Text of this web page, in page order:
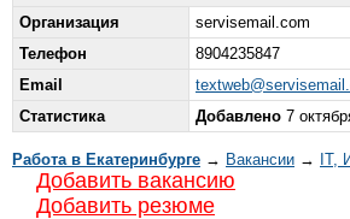
Организация
servisemail.com
Телефон
8904235847
Email
Статистика
Добавлено 7
Работа в Екатеринбурге → Вакансии → IT,
Добавить вакансию
Добавить резюме